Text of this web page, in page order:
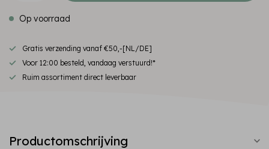
Op voorraad
Gratis verzending vanaf €50,-[NL/DE]
Voor 12:00 besteld, vandaag verstuurd!*
Ruim assortiment direct leverbaar
Productomschrijving